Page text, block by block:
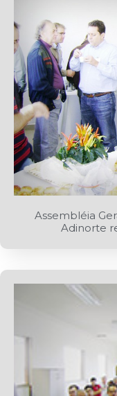
Assembléia
Adinorte